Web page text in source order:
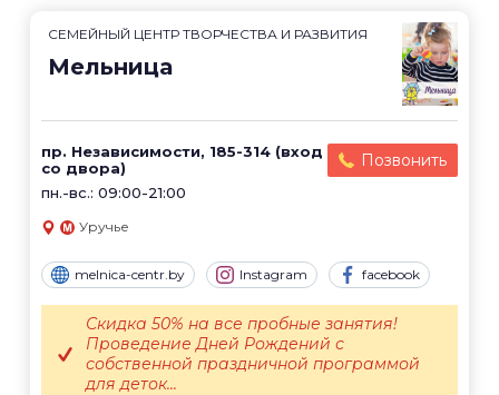
СЕМЕЙНЫЙ ЦЕНТР ТВОРЧЕСТВА И РАЗВИТИЯ
Мельница
пр. Независимости, 185-314 (вход
со двора)
пн.-вс.: 09:00-21:00
Позвонить
Уручье
melnica-centr.by Instagram facebook
Скидка 50% на все пробные занятия!
Проведение Дней Рождений с
собственной праздничной программой
для деток...